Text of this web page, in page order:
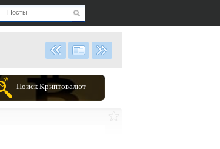
Посты
Поиск Криптовалют